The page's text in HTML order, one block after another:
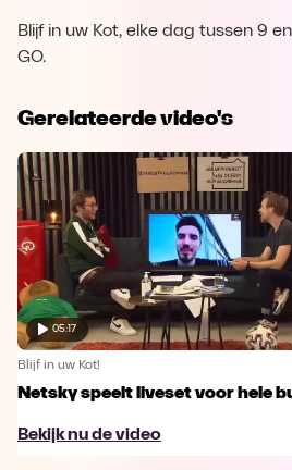
Blijf in uw Kot, elke dag tussen 9
GO.
Gerelateerde video's
05:17
Blijf in uw Kot!
Netsky speelt liveset voor hele
Bekijk nu de video